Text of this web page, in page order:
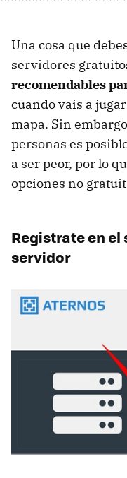
Una cosa que
servidores
recomendables
cuando vais a
mapa. Sin
personas es
a ser peor, por lo
opciones no
Registrate en
servidor